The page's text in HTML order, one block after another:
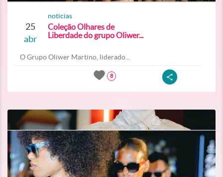
25
abr
noticias
Coleção Olhares de
Liberdade do grupo Oliwer...
O Grupo Oliwer Martino, liderado...
8